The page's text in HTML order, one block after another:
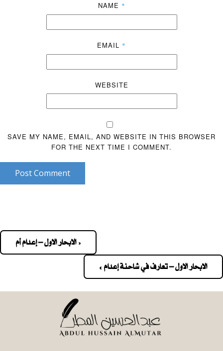
NAME *
EMAIL *
WEBSITE
SAVE MY NAME, EMAIL, AND WEBSITE IN THIS BROWSER
FOR THE NEXT TIME I COMMENT.
Post Comment
navigation
« الابحار الاول – إعدام أم
الابحار الاول – تعارف في شاحنة إعدام »